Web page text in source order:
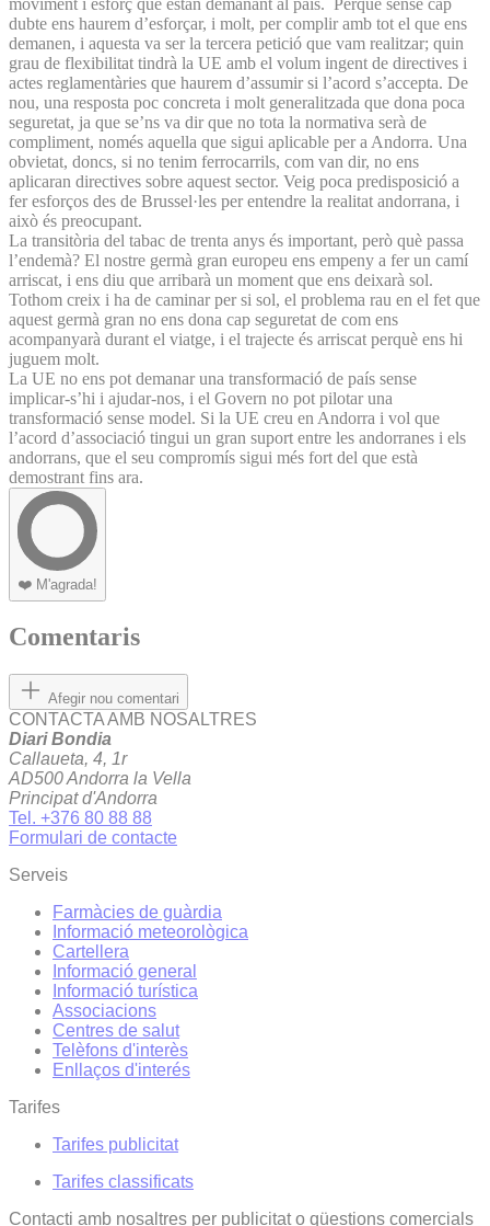
dubte ens haurem d’esforçar, i molt, per complir amb tot el que ens
demanen, i aquesta va ser la tercera petició que vam realitzar; quin
grau de flexibilitat tindrà la UE amb el volum ingent de directives i
actes reglamentàries que haurem d’assumir si l’acord s’accepta. De
nou, una resposta poc concreta i molt generalitzada que dona poca
seguretat, ja que se’ns va dir que no tota la normativa serà de
compliment, només aquella que sigui aplicable per a Andorra. Una
obvietat, doncs, si no tenim ferrocarrils, com van dir, no ens
aplicaran directives sobre aquest sector. Veig poca predisposició a
fer esforços des de Brussel·les per entendre la realitat andorrana, i
això és preocupant.
La transitòria del tabac de trenta anys és important, però què passa
l’endemà? El nostre germà gran europeu ens empeny a fer un camí
arriscat, i ens diu que arribarà un moment que ens deixarà sol.
Tothom creix i ha de caminar per si sol, el problema rau en el fet que
aquest germà gran no ens dona cap seguretat de com ens
acompanyarà durant el viatge, i el trajecte és arriscat perquè ens hi
juguem molt.
La UE no ens pot demanar una transformació de país sense
implicar-s’hi i ajudar-nos, i el Govern no pot pilotar una
transformació sense model. Si la UE creu en Andorra i vol que
l’acord d’associació tingui un gran suport entre les andorranes i els
andorrans, que el seu compromís sigui més fort del que està
demostrant fins ara.
❤️ M'agrada!
Comentaris
Afegir nou comentari
CONTACTA AMB NOSALTRES
Diari Bondia
Callaueta, 4, 1r
AD500 Andorra la Vella
Principat d'Andorra
Tel. +376 80 88 88
Formulari de contacte
Serveis
Farmàcies de guàrdia
Informació meteorològica
Cartellera
Informació general
Informació turística
Associacions
Centres de salut
Telèfons d'interès
Enllaços d'interés
Tarifes
Tarifes publicitat
Tarifes classificats
Contacti amb nosaltres per publicitat o qüestions comercials